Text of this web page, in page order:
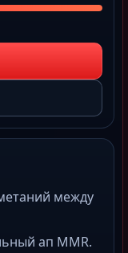
между
ап MMR.